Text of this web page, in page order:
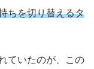
ちを切り替えるタ
ていたのが、この